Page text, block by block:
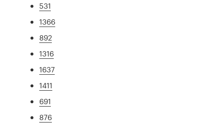
531
1366
892
1316
1637
1411
691
876